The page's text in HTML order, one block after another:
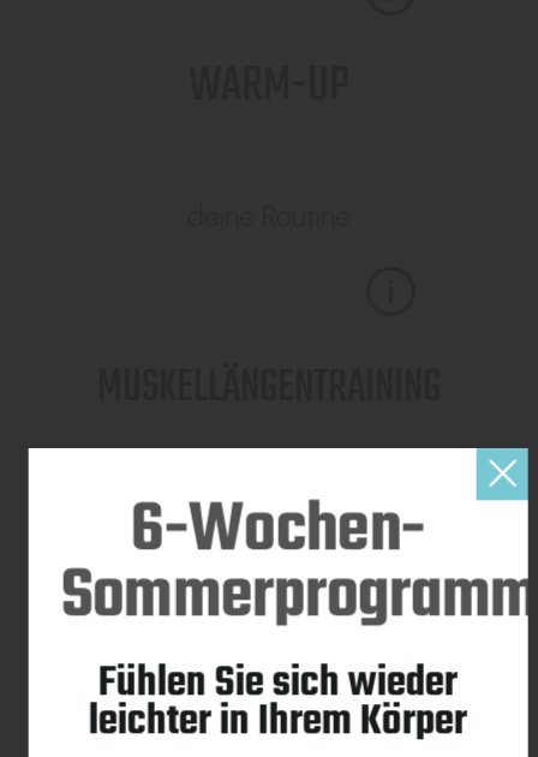
mehr Beweglichkeit
"VERKÜRZT?"
6-Wochen-
Sommerprogramm
Fühlen Sie sich wieder
leichter in Ihrem Körper